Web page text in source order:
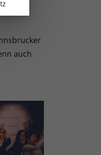
auch